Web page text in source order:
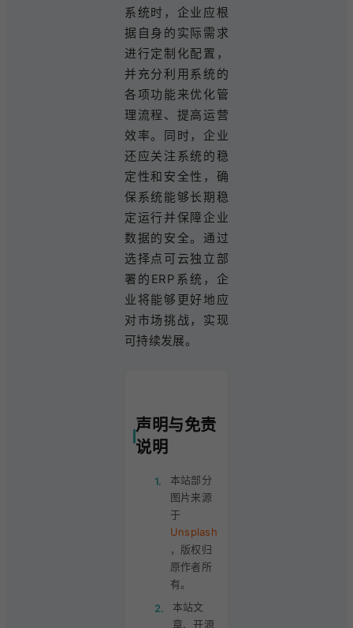
系统时，企业应根
据自身的实际需求
进行定制化配置，
并充分利用系统的
各项功能来优化管
理流程、提高运营
效率。同时，企业
还应关注系统的稳
定性和安全性，确
保系统能够长期稳
定运行并保障企业
数据的安全。通过
选择点可云独立部
署的ERP系统，企
业将能够更好地应
对市场挑战，实现
可持续发展。
声明与免责
说明
1.
本站部分
图片来源
于
Unsplash
，版权归
原作者所
有。
2.
本站文
章、开源